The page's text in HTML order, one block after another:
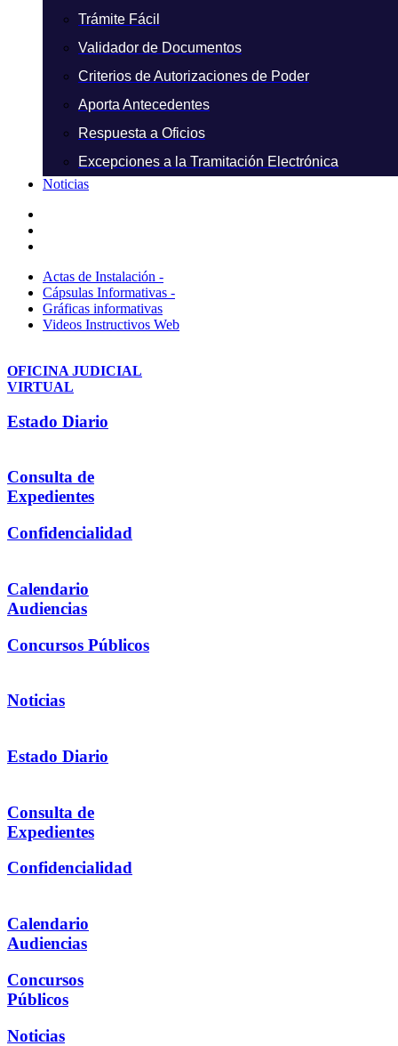
Trámite Fácil
Validador de Documentos
Criterios de Autorizaciones de Poder
Aporta Antecedentes
Respuesta a Oficios
Excepciones a la Tramitación Electrónica
Noticias
Actas de Instalación -
Cápsulas Informativas -
Gráficas informativas
Videos Instructivos Web
OFICINA JUDICIAL
VIRTUAL
Estado Diario
Consulta de
Expedientes
Confidencialidad
Calendario
Audiencias
Concursos Públicos
Noticias
Estado Diario
Consulta de
Expedientes
Confidencialidad
Calendario
Audiencias
Concursos
Públicos
Noticias